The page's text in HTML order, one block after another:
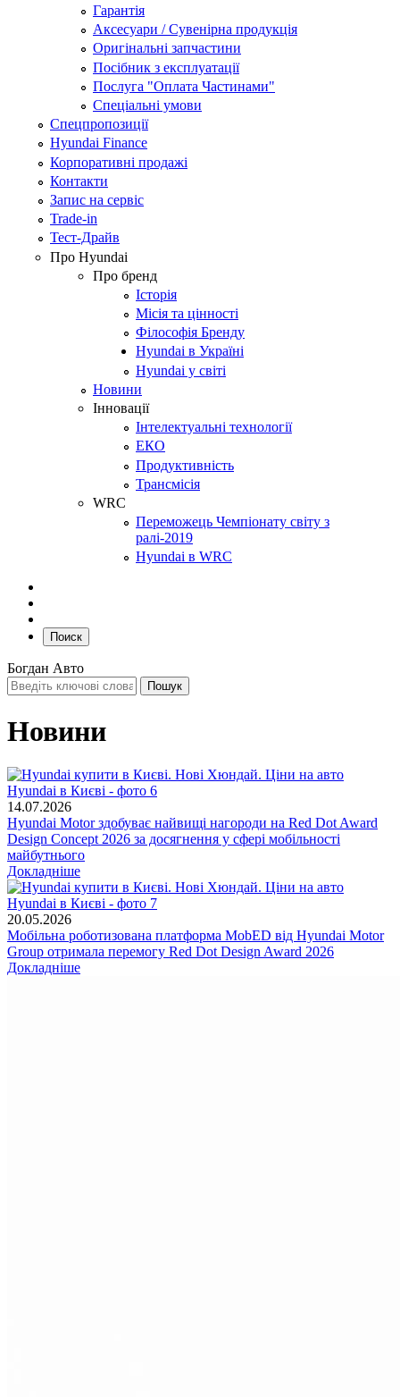
Гарантія
Аксесуари / Сувенірна продукція
Оригінальні запчастини
Посібник з експлуатації
Послуга "Оплата Частинами"
Спеціальні умови
Спецпропозиції
Hyundai Finance
Корпоративні продажі
Контакти
Запис на сервіс
Trade-in
Тест-Драйв
Про Hyundai
Про бренд
Історія
Місія та цінності
Філософія Бренду
Hyundai в Україні
Hyundai у світі
Новини
Інновації
Інтелектуальні технології
ЕКО
Продуктивність
Трансмісія
WRC
Переможець Чемпіонату світу з
ралі-2019
Hyundai в WRC
Поиск
Богдан Авто
Новини
14.07.2026
Hyundai Motor здобуває найвищі нагороди на Red Dot Award
Design Concept 2026 за досягнення у сфері мобільності
майбутнього
Докладніше
20.05.2026
Мобільна роботизована платформа MobED від Hyundai Motor
Group отримала перемогу Red Dot Design Award 2026
Докладніше